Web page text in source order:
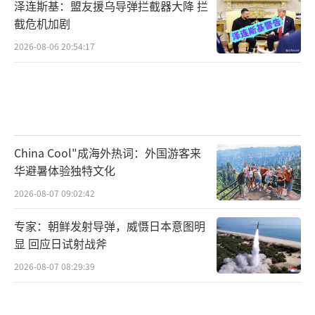
泽连斯基：盟友援乌导弹拦截器大降 拦
截危机加剧
2026-08-06 20:54:17
China Cool"成海外热词：外国游客来
华避暑体验独特文化
2026-08-07 09:02:42
专家：朝鲜发射导弹，威慑日本意图明
显 回应日试射战斧
2026-08-07 08:29:39